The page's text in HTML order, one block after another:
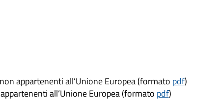
appartenenti all’Unione Europea (formato pdf)
all’Unione Europea (formato pdf)